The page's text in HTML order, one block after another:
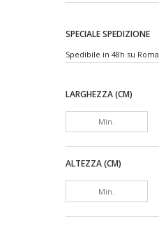
SPECIALE SPEDIZIONE
Spedibile in 48h su Roma
LARGHEZZA (CM)
ALTEZZA (CM)